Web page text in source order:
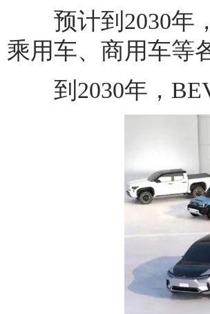
预计到2030年，
乘用车、商用车等
到2030年，BEV